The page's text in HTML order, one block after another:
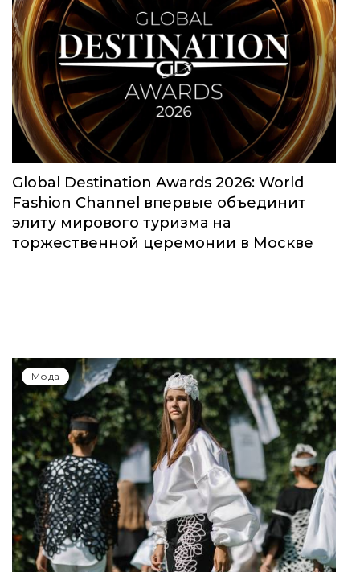
Global Destination Awards 2026: World
Fashion Channel впервые объединит
элиту мирового туризма на
торжественной церемонии в Москве
Мода